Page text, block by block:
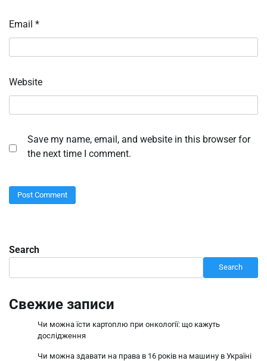
Email *
Website
Save my name, email, and website in this browser for
the next time I comment.
Search
Search
Свежие записи
Чи можна їсти картоплю при онкології: що кажуть
дослідження
Чи можна здавати на права в 16 років на машину в Україні